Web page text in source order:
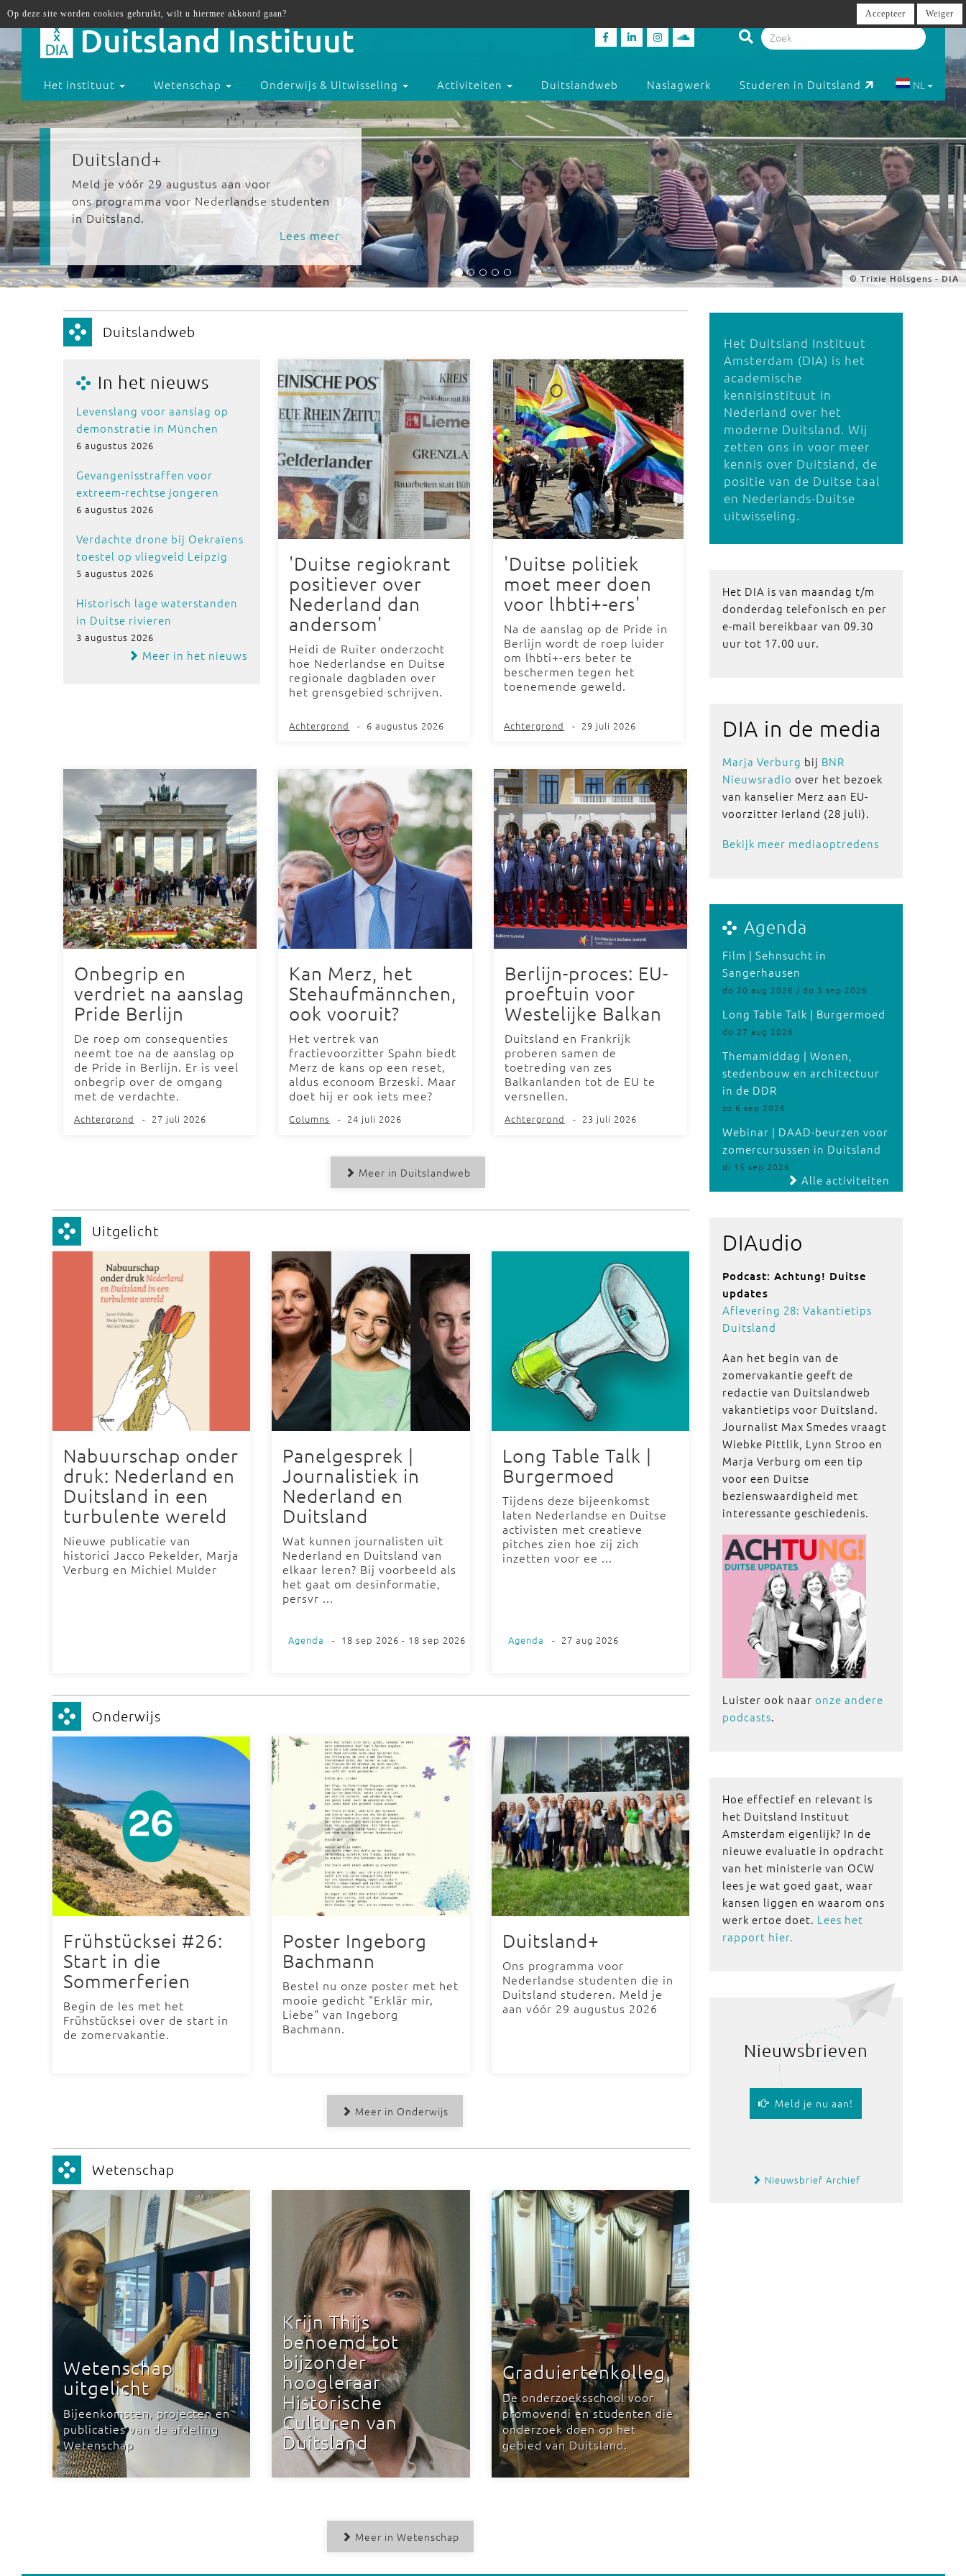
30 jaar in DIAloog
Tijdens ons lustrumjaar staan democratie en
dialoog centraal. Schuif aan!
© Isabella El-Hasan
Het instituut Wetenschap Onderwijs & Uitwisseling Activiteiten Duitslandweb Naslagwerk Studeren in Duitsland NL
Duitslandweb
In het nieuws
Levenslang voor aanslag op
demonstratie in München
6 augustus 2026
Gevangenisstraffen voor
extreem-rechtse jongeren
6 augustus 2026
Verdachte drone bij Oekraïens
toestel op vliegveld Leipzig
5 augustus 2026
Historisch lage waterstanden
in Duitse rivieren
3 augustus 2026
Meer in het nieuws
'Duitse regiokrant
positiever over
Nederland dan
andersom'
Heidi de Ruiter onderzocht
hoe Nederlandse en Duitse
regionale dagbladen over
het grensgebied schrijven.
Achtergrond - 6 augustus 2026
'Duitse politiek
moet meer doen
voor lhbti+-ers'
Na de aanslag op de Pride in
Berlijn wordt de roep luider
om lhbti+-ers beter te
beschermen tegen het
toenemende geweld.
Achtergrond - 29 juli 2026
Onbegrip en
verdriet na aanslag
Pride Berlijn
De roep om consequenties
neemt toe na de aanslag op
de Pride in Berlijn. Er is veel
onbegrip over de omgang
met de verdachte.
Achtergrond - 27 juli 2026
Kan Merz, het
Stehaufmännchen,
ook vooruit?
Het vertrek van
fractievoorzitter Spahn biedt
Merz de kans op een reset,
aldus econoom Brzeski. Maar
doet hij er ook iets mee?
Columns - 24 juli 2026
Berlijn-proces: EU-
proeftuin voor
Westelijke Balkan
Duitsland en Frankrijk
proberen samen de
toetreding van zes
Balkanlanden tot de EU te
versnellen.
Achtergrond - 23 juli 2026
Meer in Duitslandweb
Uitgelicht
Nabuurschap onder
druk: Nederland en
Duitsland in een
turbulente wereld
Nieuwe publicatie van
historici Jacco Pekelder, Marja
Verburg en Michiel Mulder
Panelgesprek |
Journalistiek in
Nederland en
Duitsland
Wat kunnen journalisten uit
Nederland en Duitsland van
elkaar leren? Bij voorbeeld als
het gaat om desinformatie,
persvr ...
Agenda - 18 sep 2026 - 18 sep 2026
Long Table Talk |
Burgermoed
Tijdens deze bijeenkomst
laten Nederlandse en Duitse
activisten met creatieve
pitches zien hoe zij zich
inzetten voor ee ...
Agenda - 27 aug 2026
Onderwijs
Frühstücksei #26:
Start in die
Sommerferien
Begin de les met het
Frühstücksei over de start in
de zomervakantie.
Poster Ingeborg
Bachmann
Bestel nu onze poster met het
mooie gedicht "Erklär mir,
Liebe" van Ingeborg
Bachmann.
Duitsland+
Ons programma voor
Nederlandse studenten die in
Duitsland studeren. Meld je
aan vóór 29 augustus 2026
Meer in Onderwijs
Wetenschap
Wetenschap
uitgelicht
Bijeenkomsten, projecten en
publicaties van de afdeling
Wetenschap
Krijn Thijs
benoemd tot
bijzonder
hoogleraar
Historische
Culturen van
Duitsland
Graduiertenkolleg
De onderzoeksschool voor
promovendi en studenten die
onderzoek doen op het
gebied van Duitsland.
Meer in Wetenschap
Het Duitsland Instituut
Amsterdam (DIA) is het
academische
kennisinstituut in
Nederland over het
moderne Duitsland. Wij
zetten ons in voor meer
kennis over Duitsland, de
positie van de Duitse taal
en Nederlands-Duitse
uitwisseling.
Het DIA is van maandag t/m
donderdag telefonisch en per
e-mail bereikbaar van 09.30
uur tot 17.00 uur.
DIA in de media
Marja Verburg bij BNR
Nieuwsradio over het bezoek
van kanselier Merz aan EU-
voorzitter Ierland (28 juli).
Bekijk meer mediaoptredens
Agenda
Film | Sehnsucht in
Sangerhausen
do 20 aug 2026 / do 3 sep 2026
Long Table Talk | Burgermoed
do 27 aug 2026
Themamiddag | Wonen,
stedenbouw en architectuur
in de DDR
zo 6 sep 2026
Webinar | DAAD-beurzen voor
zomercursussen in Duitsland
di 15 sep 2026
Alle activiteiten
DIAudio
Podcast: Achtung! Duitse
updates
Aflevering 28: Vakantietips
Duitsland
Aan het begin van de
zomervakantie geeft de
redactie van Duitslandweb
vakantietips voor Duitsland.
Journalist Max Smedes vraagt
Wiebke Pittlik, Lynn Stroo en
Marja Verburg om een tip
voor een Duitse
bezienswaardigheid met
interessante geschiedenis.
Luister ook naar onze andere
podcasts.
Hoe effectief en relevant is
het Duitsland Instituut
Amsterdam eigenlijk? In de
nieuwe evaluatie in opdracht
van het ministerie van OCW
lees je wat goed gaat, waar
kansen liggen en waarom ons
werk ertoe doet. Lees het
rapport hier.
Nieuwsbrieven
Meld je nu aan!
Nieuwsbrief Archief
Op deze site worden cookies gebruikt, wilt u hiermee akkoord gaan? Accepteer Weiger